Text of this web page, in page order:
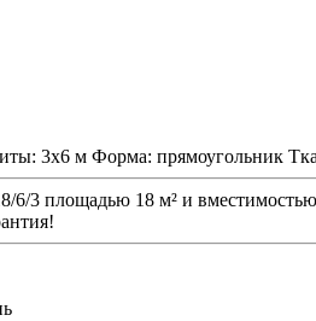
3x6 м Форма: прямоугольник
3 площадью 18 м² и